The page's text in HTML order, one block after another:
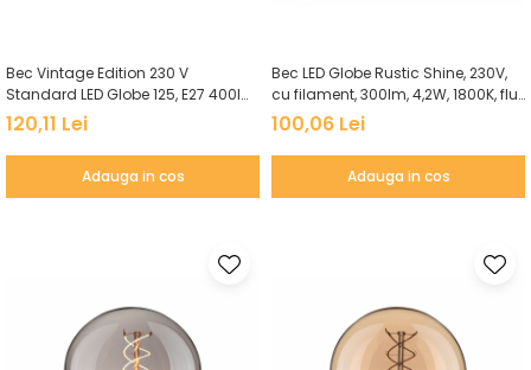
Iluminat tablouri
Living
Iluminat fonoabsorbant
Aplice
Familia ULine
Iluminat pentru plante
Bec Vintage Edition 230 V
Standard LED Globe 125, E27 400lm
4,7W 2700K, auriu, flux luminos
variabil în 3 pași
120,11 Lei
Adauga in cos
Bec LED Globe Rustic Shine, 230V,
cu filament, 300lm, 4,2W, 1800K, flux
luminos variabil în 3 pași, auriu
100,06 Lei
Adauga in cos